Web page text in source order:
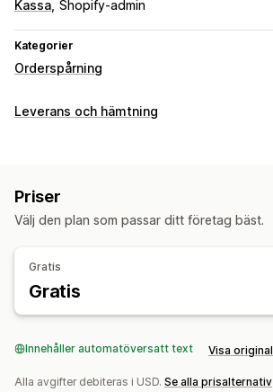
Kassa Shopify-admin
Kategorier
Orderspårning
Leverans och hämtning
Priser
Välj den plan som passar ditt företag bäst.
Gratis
Gratis
Innehåller automatöversatt text Visa original
Alla avgifter debiteras i USD. Se alla prisalternativ